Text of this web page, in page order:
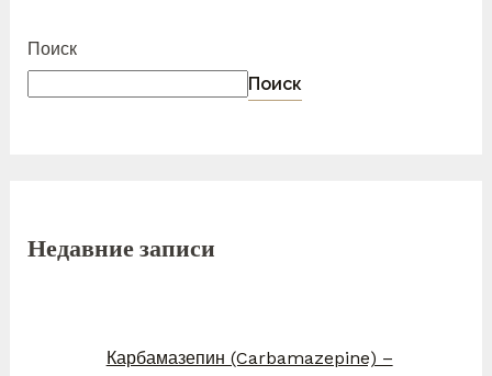
Поиск
Поиск
Недавние записи
Карбамазепин (Carbamazepine) –